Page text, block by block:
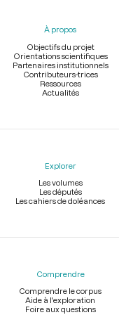
À propos
Objectifs du projet
Orientations scientifiques
Partenaires institutionnels
Contributeurs-trices
Ressources
Actualités
Explorer
Les volumes
Les députés
Les cahiers de doléances
Comprendre
Comprendre le corpus
Aide à l'exploration
Foire aux questions